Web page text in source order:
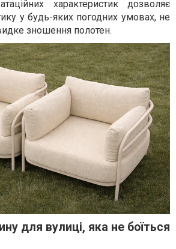
характеристик дозволяє
у будь-яких погодних умовах, не
зношення полотен.
для вулиці, яка не боїться